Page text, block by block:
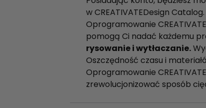
w CREATIVATEDesign
Oprogramowanie
pomogą Ci nadać każdemu
rysowanie i wytłaczanie.
Oszczędność czasu i
Oprogramowanie
zrewolucjonizować sposób